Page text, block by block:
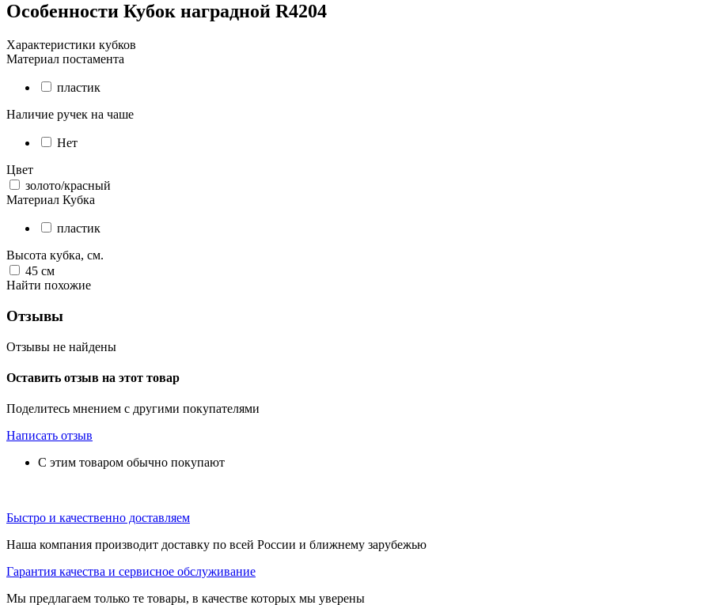
Особенности Кубок наградной R4204
Характеристики кубков
Материал постамента
пластик
Наличие ручек на чаше
Нет
Цвет
золото/красный
Материал Кубка
пластик
Высота кубка, см.
45 см
Найти похожие
Отзывы
Отзывы не найдены
Оставить отзыв на этот товар
Поделитесь мнением с другими покупателями
Написать отзыв
С этим товаром обычно покупают
Быстро и качественно доставляем
Наша компания производит доставку по всей России и ближнему зарубежью
Гарантия качества и сервисное обслуживание
Мы предлагаем только те товары, в качестве которых мы уверены